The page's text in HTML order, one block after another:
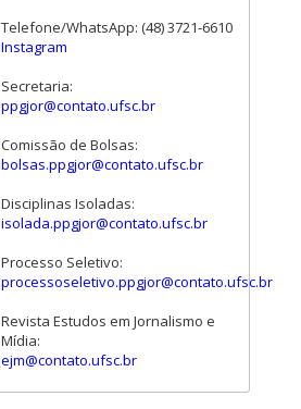
Telefone/WhatsApp: (48) 3721-6610
Instagram
Secretaria:
ppgjor@contato.ufsc.br
Comissão de Bolsas:
bolsas.ppgjor@contato.ufsc.br
Disciplinas Isoladas:
isolada.ppgjor@contato.ufsc.br
Processo Seletivo:
processoseletivo.ppgjor@contato.ufsc.br
Revista Estudos em Jornalismo e
Mídia:
ejm@contato.ufsc.br